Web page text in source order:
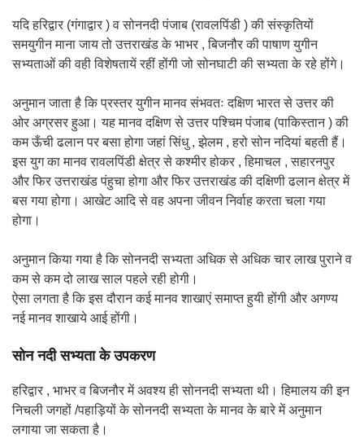
यदि हरिद्वार (गंगाद्वार ) व सोननदी पंजाब (रावलपिंडी ) की संस्कृतियों
समयुगीन माना जाय तो उत्तराखंड के भाभर , बिजनौर की पाषाण युगीन
सभ्यताओं की वही विशेषतायें रहीं होंगी जो सोनघाटी की सभ्यता के रहे होंगे।
अनुमान जाता है कि प्रस्तर युगीन मानव संभवतः दक्षिण भारत से उत्तर की
ओर अग्रसर हुआ। यह मानव दक्षिण से उत्तर पश्चिम पंजाब (पाकिस्तान ) की
कम ऊँची ढलान पर बसा होगा जहां सिंधु , झेलम , हरो सोन नदियां बहती हैं।
इस युग का मानव रावलपिंडी क्षेत्र से कश्मीर होकर , हिमाचल , सहारनपुर
और फिर उत्तराखंड पंहुचा होगा और फिर उत्तराखंड की दक्षिणी ढलान क्षेत्र में
बस गया होगा। आखेट आदि से वह अपना जीवन निर्वाह करता चला गया
होगा।
अनुमान किया गया है कि सोननदी सभ्यता अधिक से अधिक चार लाख पुराने व
कम से कम दो लाख साल पहले रही होगी।
ऐसा लगता है कि इस दौरान कई मानव शाखाएं समाप्त हुयी होंगी और अगण्य
नई मानव शाखाये आई होंगी।
सोन नदी सभ्यता के उपकरण
हरिद्वार , भाभर व बिजनौर में अवश्य ही सोननदी सभ्यता थी। हिमालय की इन
निचली जगहों /पहाड़ियों के सोननदी सभ्यता के मानव के बारे में अनुमान
लगाया जा सकता है।